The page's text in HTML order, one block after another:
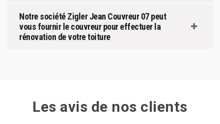
Notre société Zigler Jean Couvreur 07 peut
vous fournir le couvreur pour effectuer la
rénovation de votre toiture
Les avis de nos clients